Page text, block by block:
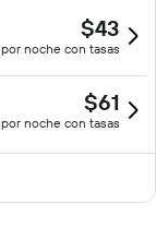
$43
por noche con tasas
$61
por noche con tasas